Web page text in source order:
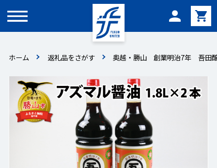
メニュー
ホーム 返礼品をさがす 奥越・勝山 創業明治7年 吾田醸